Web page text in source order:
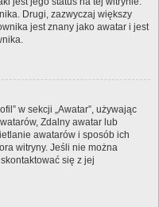
Drugi, zazwyczaj większy
jest znany jako awatar i jest
w sekcji „Awatar”, używając
Zdalny awatar lub
awatarów i sposób ich
witryny. Jeśli nie można
się z jej